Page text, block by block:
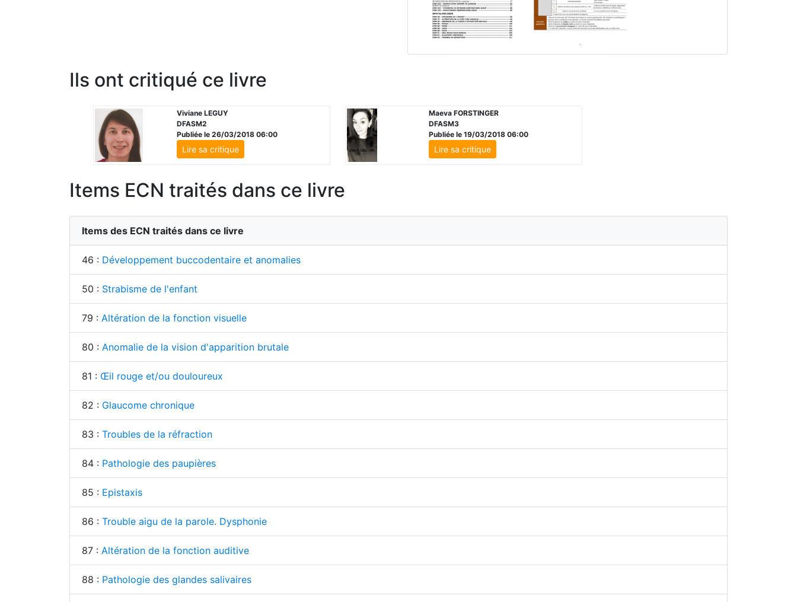
Ils ont critiqué ce livre
Viviane LEGUY
DFASM2
Publiée le 26/03/2018 06:00
Lire sa critique
Maeva FORSTINGER
DFASM3
Publiée le 19/03/2018 06:00
Lire sa critique
Items ECN traités dans ce livre
Items des ECN traités dans ce livre
46 : Développement buccodentaire et anomalies
50 : Strabisme de l'enfant
79 : Altération de la fonction visuelle
80 : Anomalie de la vision d'apparition brutale
81 : Œil rouge et/ou douloureux
82 : Glaucome chronique
83 : Troubles de la réfraction
84 : Pathologie des paupières
85 : Epistaxis
86 : Trouble aigu de la parole. Dysphonie
87 : Altération de la fonction auditive
88 : Pathologie des glandes salivaires